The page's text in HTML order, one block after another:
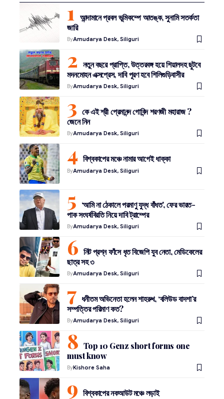
আন্দামানে প্রবল ভূমিকম্পে আতঙ্ক, সুনামি সতর্কতা
জারি
ByAmudarya Desk, Siliguri
নতুন বছরে প্রাপ্তি, উত্তরবঙ্গ হয়ে শিয়ালদহ ছুটবে
মদনমোহন এক্সপ্রেস, দাবি পূরণ হবে শিলিগুড়িবাসীর
ByAmudarya Desk, Siliguri
কে এই শ্রী প্রেমানন্দ গোবিন্দ শরণজী মহারাজ ?
জেনে নিন
ByAmudarya Desk, Siliguri
বিশ্বকাপের মঞ্চে নামার আগেই ধাক্কা
ByAmudarya Desk, Siliguri
‘আমি না ঠেকালে পরমাণু যুদ্ধ বাঁধত’, ফের ভারত-
পাক সংঘর্ষবিরতি নিয়ে দাবি ট্রাম্পের
ByAmudarya Desk, Siliguri
নিট প্রশ্ন ফাঁসে ধৃত বিজেপি যুব নেতা, মেডিকেলের
ছাত্র সহ ৩
ByAmudarya Desk, Siliguri
ধনীতম অভিনেতা হলেন শাহরুখ, ‘বলিউড বাদশা’র
সম্পত্তির পরিমাণ কত?
ByAmudarya Desk, Siliguri
Top 10 Genz short forms one
must know
ByKishore Saha
বিশ্বকাপের নকআউট মঞ্চে লড়াই